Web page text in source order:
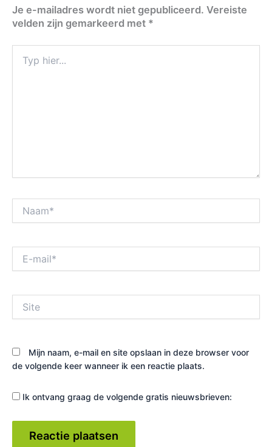
Je e-mailadres wordt niet gepubliceerd. Vereiste
velden zijn gemarkeerd met *
hier...
mail*
Mijn naam, e-mail en site opslaan in deze browser voor
de volgende keer wanneer ik een reactie plaats.
Ik ontvang graag de volgende gratis nieuwsbrieven: